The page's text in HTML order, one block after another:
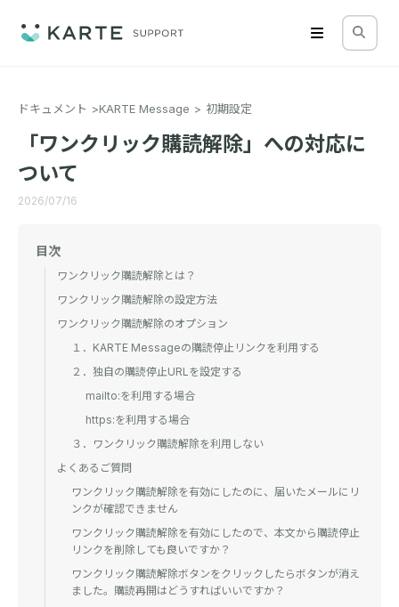
ドキュメント KARTE Message 初期設定
「ワンクリック購読解除」への対応に
ついて
2026/07/16
目次
ワンクリック購読解除とは？
ワンクリック購読解除の設定方法
ワンクリック購読解除のオプション
１．KARTE Messageの購読停止リンクを利用する
２．独自の購読停止URLを設定する
mailto:を利用する場合
https:を利用する場合
３．ワンクリック購読解除を利用しない
よくあるご質問
ワンクリック購読解除を有効にしたのに、届いたメールにリ
ンクが確認できません
ワンクリック購読解除を有効にしたので、本文から購読停止
リンクを削除しても良いですか？
ワンクリック購読解除ボタンをクリックしたらボタンが消え
ました。購読再開はどうすればいいですか？